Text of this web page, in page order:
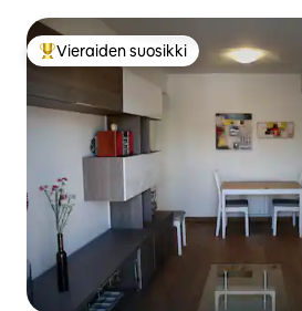
Vieraiden suosikkien parhaimmistoa
Vieraiden suosikki